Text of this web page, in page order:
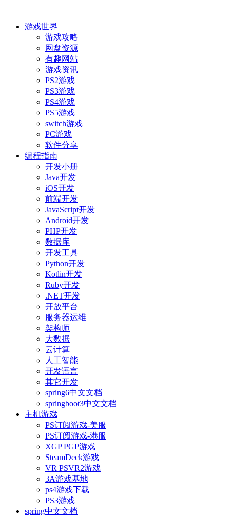
游戏世界
游戏攻略
网盘资源
有趣网站
游戏资讯
PS2游戏
PS3游戏
PS4游戏
PS5游戏
switch游戏
PC游戏
软件分享
编程指南
开发小册
Java开发
iOS开发
前端开发
JavaScript开发
Android开发
PHP开发
数据库
开发工具
Python开发
Kotlin开发
Ruby开发
.NET开发
开放平台
服务器运维
架构师
大数据
云计算
人工智能
开发语言
其它开发
spring6中文文档
springboot3中文文档
主机游戏
PS订阅游戏-美服
PS订阅游戏-港服
XGP PGP游戏
SteamDeck游戏
VR PSVR2游戏
3A游戏基地
ps4游戏下载
PS3游戏
spring中文文档